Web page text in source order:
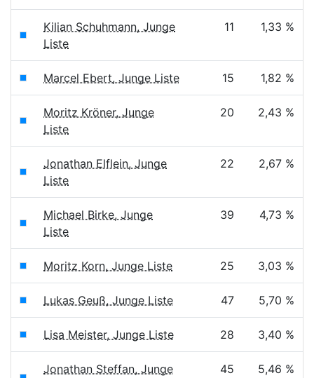
Kilian Schuhmann, Junge
Liste
11 1,33 %
Marcel Ebert, Junge Liste 15 1,82 %
Moritz Kröner, Junge
Liste
20 2,43 %
Jonathan Elflein, Junge
Liste
22 2,67 %
Michael Birke, Junge
Liste
39 4,73 %
Moritz Korn, Junge Liste 25 3,03 %
Lukas Geuß, Junge Liste 47 5,70 %
Lisa Meister, Junge Liste 28 3,40 %
Jonathan Steffan, Junge
45 5,46 %